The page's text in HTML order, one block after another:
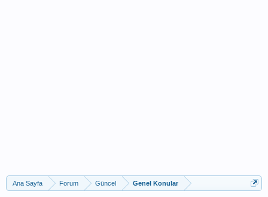
Ana Sayfa Forum Güncel Genel Konular